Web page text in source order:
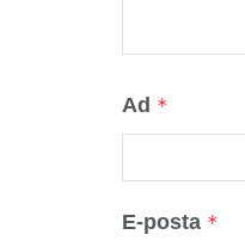
Ad *
E-posta *